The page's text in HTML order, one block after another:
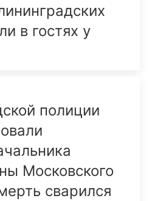
в гостях у
полиции
Московского
сварился